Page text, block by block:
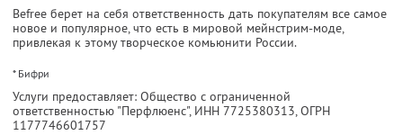
Befree берет на себя ответственность дать покупателям все самое
новое и популярное, что есть в мировой мейнстрим-моде,
привлекая к этому творческое комьюнити России.
* Бифри
Услуги предоставляет: Общество с ограниченной
ответственностью "Перфлюенс", ИНН 7725380313, ОГРН
1177746601757